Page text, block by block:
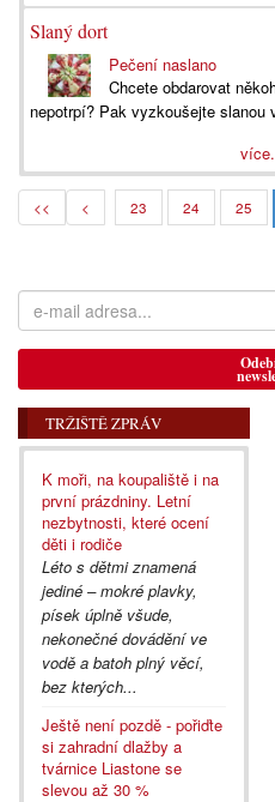
Slaný dort
Pečení naslano
Chcete obdarovat
nepotrpí? Pak vyzkoušejte slanou
<< < 23 24 25
TRŽIŠTĚ ZPRÁV
K moři, na koupaliště i na
první prázdniny. Letní
nezbytnosti, které ocení
děti i rodiče
Léto s dětmi znamená
jediné – mokré plavky,
písek úplně všude,
nekonečné dovádění ve
vodě a batoh plný věcí,
bez kterých...
Ještě není pozdě - pořiďte
si zahradní dlažby a
tvárnice Liastone se
slevou až 30 %